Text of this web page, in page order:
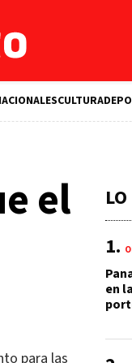
CULTURA
el
para las
en